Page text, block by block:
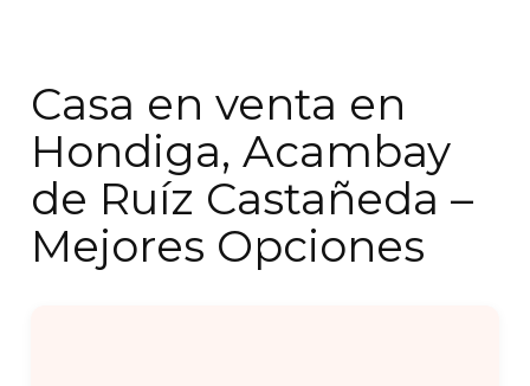
Casa en venta en
Hondiga, Acambay
de Ruíz Castañeda –
Mejores Opciones